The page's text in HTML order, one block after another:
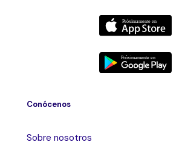
Conócenos
Sobre nosotros